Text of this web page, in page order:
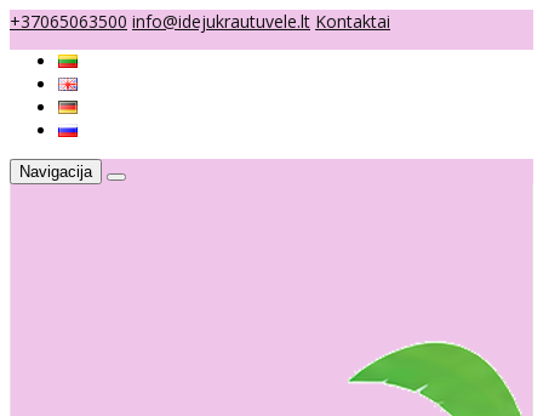
+37065063500 info@idejukrautuvele.lt Kontaktai
Navigacija